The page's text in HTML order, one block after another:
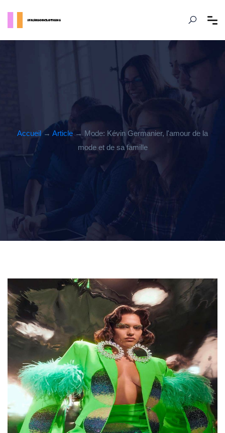
Accueil→ Article→ Mode: Kévin Germanier, l'amour de la
mode et de sa famille